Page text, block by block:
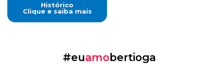
Histórico
Clique e saiba mais
#euamobertioga